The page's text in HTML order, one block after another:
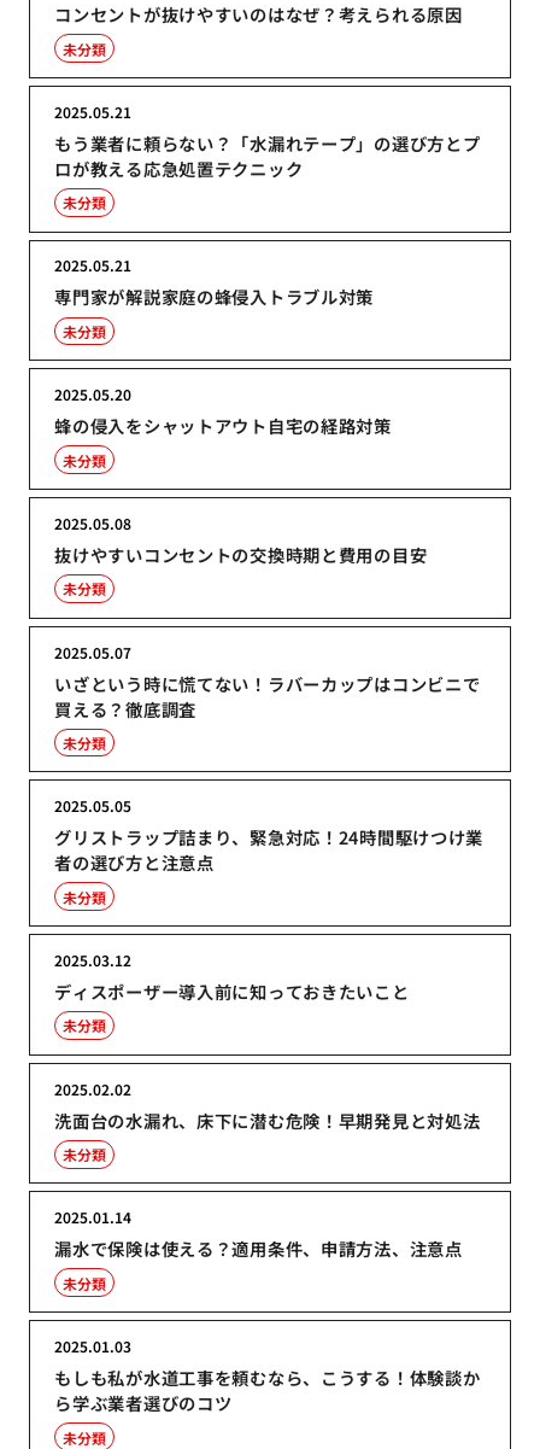
コンセントが抜けやすいのはなぜ？考えられる原因
未分類
もう業者に頼らない？「水漏れテープ」の選び方とプ
ロが教える応急処置テクニック
2025.05.21
未分類
専門家が解説家庭の蜂侵入トラブル対策
2025.05.21
未分類
蜂の侵入をシャットアウト自宅の経路対策
2025.05.20
未分類
抜けやすいコンセントの交換時期と費用の目安
2025.05.08
未分類
いざという時に慌てない！ラバーカップはコンビニで
買える？徹底調査
2025.05.07
未分類
グリストラップ詰まり、緊急対応！24時間駆けつけ業
者の選び方と注意点
2025.05.05
未分類
ディスポーザー導入前に知っておきたいこと
2025.03.12
未分類
洗面台の水漏れ、床下に潜む危険！早期発見と対処法
2025.02.02
未分類
漏水で保険は使える？適用条件、申請方法、注意点
2025.01.14
未分類
もしも私が水道工事を頼むなら、こうする！体験談か
ら学ぶ業者選びのコツ
2025.01.03
未分類